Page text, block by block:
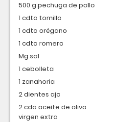
500 g pechuga de pollo
1 cdta tomillo
1 cdta orégano
1 cdta romero
Mg sal
1 cebolleta
1 zanahoria
2 dientes ajo
2 cda aceite de oliva
virgen extra